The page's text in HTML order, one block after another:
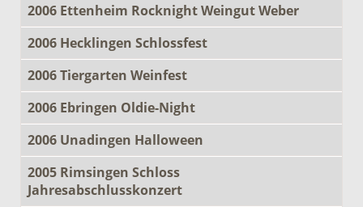
2006 Ettenheim Rocknight Weingut Weber
2006 Hecklingen Schlossfest
2006 Tiergarten Weinfest
2006 Ebringen Oldie-Night
2006 Unadingen Halloween
2005 Rimsingen Schloss
Jahresabschlusskonzert